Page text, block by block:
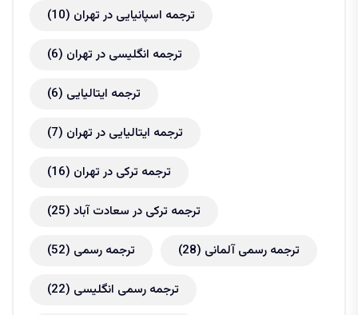
ترجمه اسپانیایی در تهران (10)
ترجمه انگلیسی در تهران (6)
ترجمه ایتالیایی (6)
ترجمه ایتالیایی در تهران (7)
ترجمه ترکی در تهران (16)
ترجمه ترکی در سعادت آباد (25)
ترجمه رسمی (52) ترجمه رسمی آلمانی (28)
ترجمه رسمی انگلیسی (22)